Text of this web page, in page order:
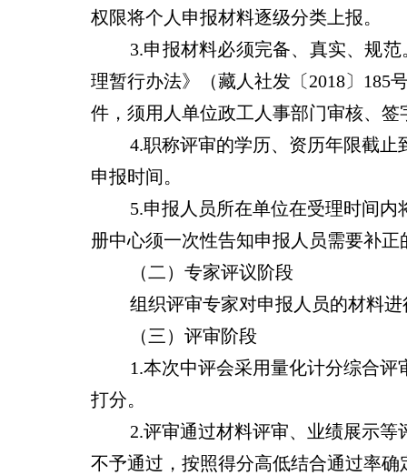
权限将个人申报材料逐级分类上报。
3.申报材料必须完备、真实、规
理暂行办法》（藏人社发〔2018〕185
件，须用人单位政工人事部门审核、
4.职称评审的学历、资历年限截止
申报时间。
5.申报人员所在单位在受理时间
册中心须一次性告知申报人员需要补
（二）专家评议阶段
组织评审专家对申报人员的材料
（三）评审阶段
1.本次中评会采用量化计分综合
打分。
2.评审通过材料评审、业绩展示等
不予通过，按照得分高低结合通过率